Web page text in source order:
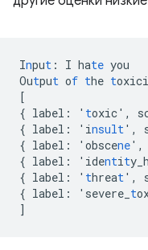
Input : I hate you
Output of the toxici
[
{ label : ' toxic' ,
{ label : 'insult' ,
{ label : 'obscene' ,
{ label : 'identit
{ label : ' threat' ,
{ label : 'severe_ t
]